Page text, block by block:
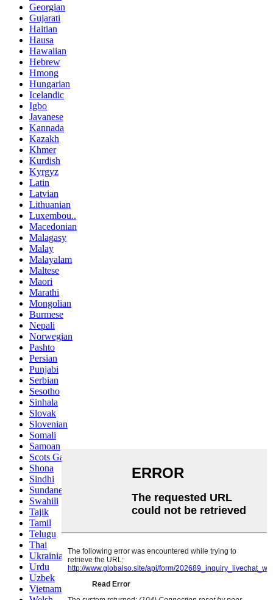
Georgian
Gujarati
Haitian
Hausa
Hawaiian
Hebrew
Hmong
Hungarian
Icelandic
Igbo
Javanese
Kannada
Kazakh
Khmer
Kurdish
Kyrgyz
Latin
Latvian
Lithuanian
Luxembou..
Macedonian
Malagasy
Malay
Malayalam
Maltese
Maori
Marathi
Mongolian
Burmese
Nepali
Norwegian
Pashto
Persian
Punjabi
Serbian
Sesotho
Sinhala
Slovak
Slovenian
Somali
Samoan
Scots Gaelic
Shona
Sindhi
Sundanese
Swahili
Tajik
Tamil
Telugu
Thai
Ukrainian
Urdu
Uzbek
Vietnamese